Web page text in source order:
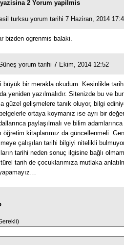
2 Yorum yapilmis
turksu yorum tarihi 7 Haziran, 2014
bizden ogrenmis balaki.
yorum tarihi 7 Ekim, 2014 12:52
büyük bir merakla okudum. Kesinlikle
yeniden yazılmalıdır. Sitenizde bu ve
güzel gelişmelere tanık oluyor, bilgi
ortaya koymanız ise ayrı bir
paylaşılmalı ve bilim
öğretim kitaplarımız da güncellenmeli.
çalışılan tarihi bilgiyi nitelikli
tarihi neden sonuç ilgisine bağlı
tarih de çocuklarımıza mutlaka